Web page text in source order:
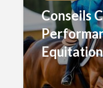
Conseils
Equitation